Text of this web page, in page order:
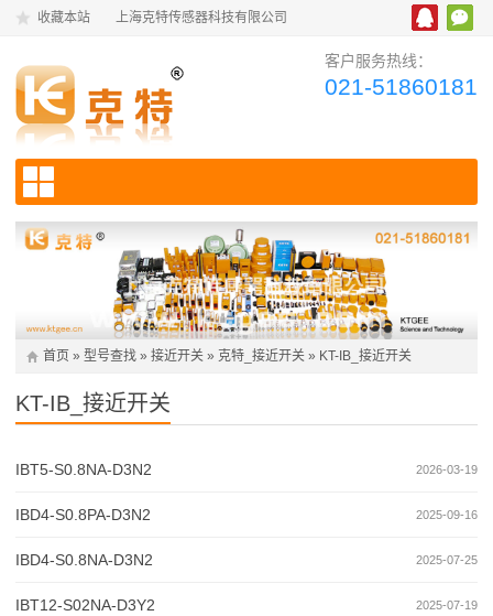
收藏本站 上海克特传感器科技有限公司
客户服务热线：
021-51860181
首页 » 型号查找 » 接近开关 » 克特_接近开关 » KT-IB_接近开关
KT-IB_接近开关
2026-03-19
IBT5-S0.8NA-D3N2
2025-09-16
IBD4-S0.8PA-D3N2
2025-07-25
IBD4-S0.8NA-D3N2
2025-07-19
IBT12-S02NA-D3Y2